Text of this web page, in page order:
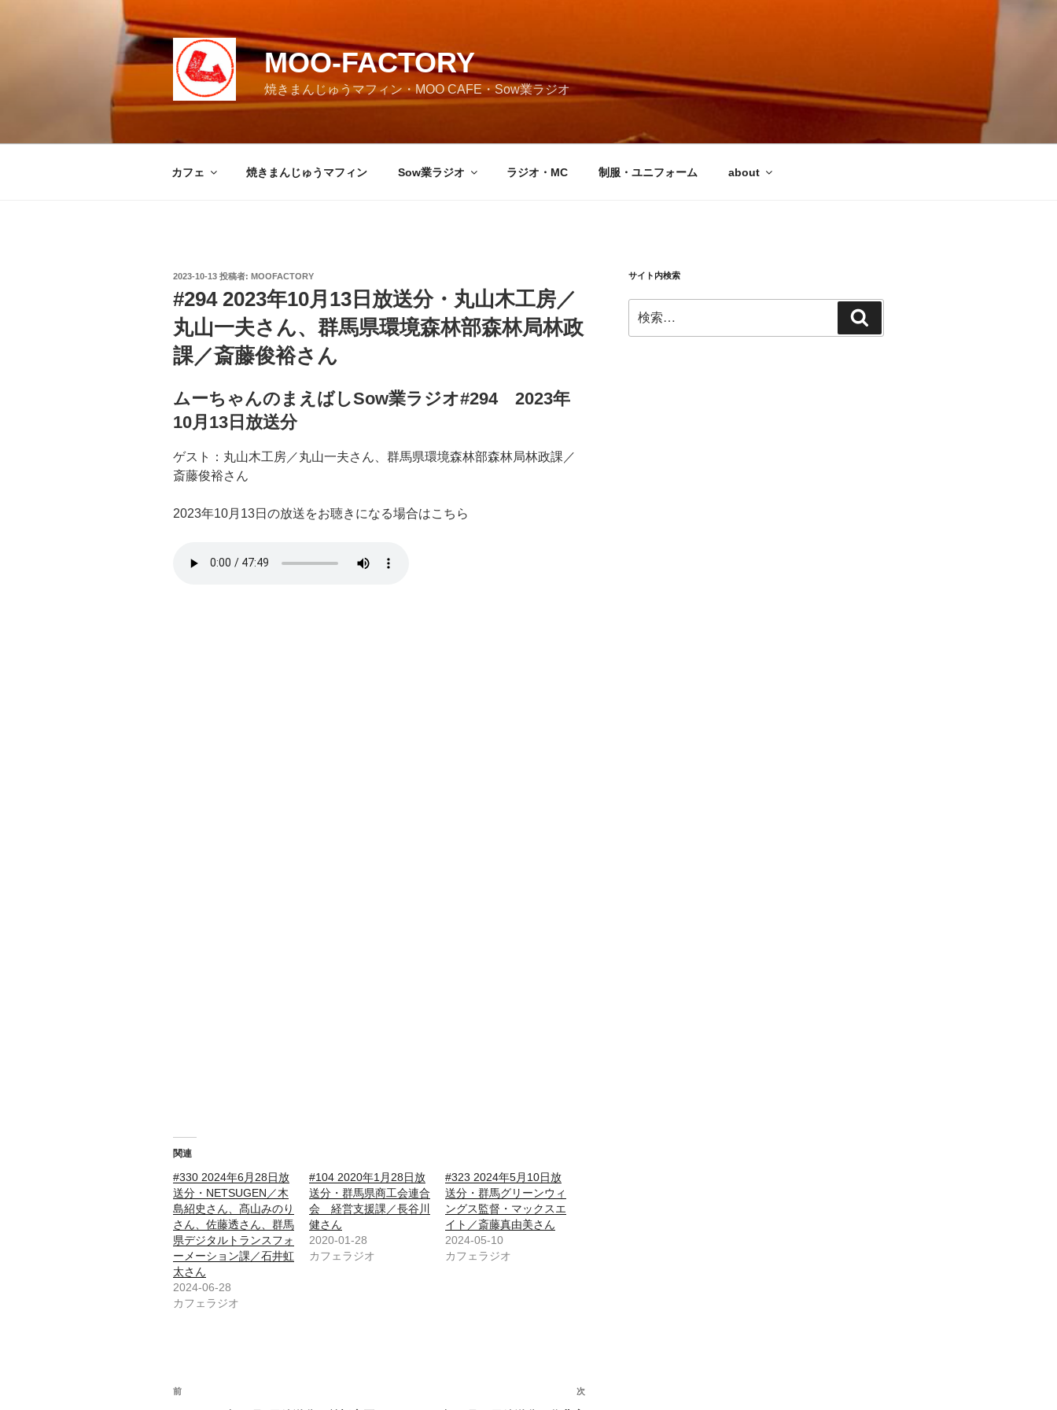
キ
MOO-FACTORY
焼きまんじゅうマフィン・MOO CAFE・Sow業ラジオ
カフェ 焼きまんじゅうマフィン Sow業ラジオ ラジオ・MC 制服・ユニフォーム about
投
日:
2023-10-13 投稿者: MOOFACTORY
#294 2023年10月13日放送分・丸山木工房／
丸山一夫さん、群馬県環境森林部森林局林政
課／斎藤俊裕さん
ムーちゃんのまえばしSow業ラジオ#294 2023年
10月13日放送分
ゲスト：丸山木工房／丸山一夫さん、群馬県環境森林部森林局林政課／
斎藤俊裕さん
2023年10月13日の放送をお聴きになる場合はこちら
関連
#330 2024年6月28日放
送分・NETSUGEN／木
島紹史さん、髙山みのり
さん、佐藤透さん、群馬
県デジタルトランスフォ
ーメーション課／石井虹
太さん
2024-06-28
カフェラジオ
#104 2020年1月28日放
送分・群馬県商工会連合
会 経営支援課／長谷川
健さん
2020-01-28
カフェラジオ
#323 2024年5月10日放
送分・群馬グリーンウィ
ングス監督・マックスエ
イト／斎藤真由美さん
2024-05-10
カフェラジオ
投
前
前
次
次
サイト内検索
索:
索